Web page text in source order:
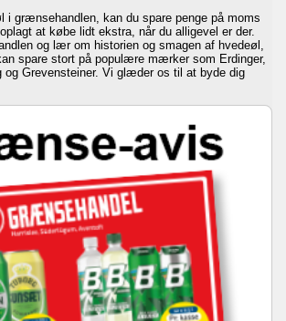
i grænsehandlen, kan du spare penge på moms
at købe lidt ekstra, når du alligevel er der.
og lær om historien og smagen af hvedeøl,
spare stort på populære mærker som Erdinger,
og Grevensteiner. Vi glæder os til at byde dig